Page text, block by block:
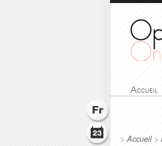
Accueil
>Accueil>